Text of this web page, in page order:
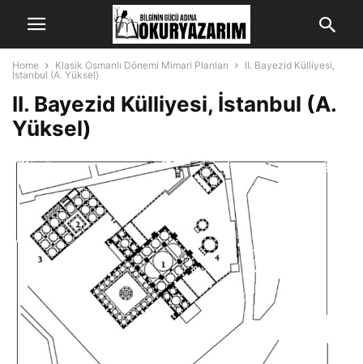
Home Klasik Osmanlı Dönemi Mimari Planları
II. Bayezid Külliyesi,
İstanbul (A. Yüksel)
II. Bayezid Külliyesi, İstanbul (A.
Yüksel)